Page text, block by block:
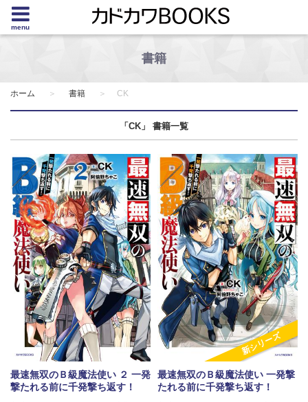
menu
書籍
ホーム 書籍 CK
「CK」 書籍一覧
最速無双のＢ級魔法使い ２ 一発
撃たれる前に千発撃ち返す！
新シリーズ
最速無双のＢ級魔法使い 一発撃
たれる前に千発撃ち返す！